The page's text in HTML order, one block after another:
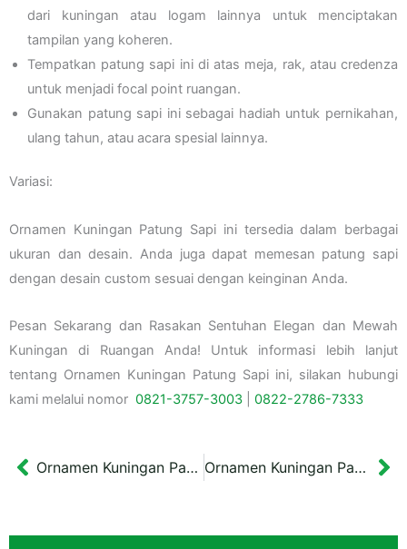
dari kuningan atau logam lainnya untuk menciptakan
tampilan yang koheren.
Tempatkan patung sapi ini di atas meja, rak, atau credenza
untuk menjadi focal point ruangan.
Gunakan patung sapi ini sebagai hadiah untuk pernikahan,
ulang tahun, atau acara spesial lainnya.
Variasi:
Ornamen Kuningan Patung Sapi ini tersedia dalam berbagai
ukuran dan desain. Anda juga dapat memesan patung sapi
dengan desain custom sesuai dengan keinginan Anda.
Pesan Sekarang dan Rasakan Sentuhan Elegan dan Mewah
Kuningan di Ruangan Anda! Untuk informasi lebih lanjut
tentang Ornamen Kuningan Patung Sapi ini, silakan hubungi
kami melalui nomor 0821-3757-3003 0822-2786-7333
Prev Ornamen Kuningan Patung Merak Ornamen Kuningan Patung Rusa